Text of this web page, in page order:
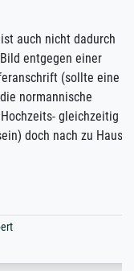
dadurch
einer
eine
zu Hause